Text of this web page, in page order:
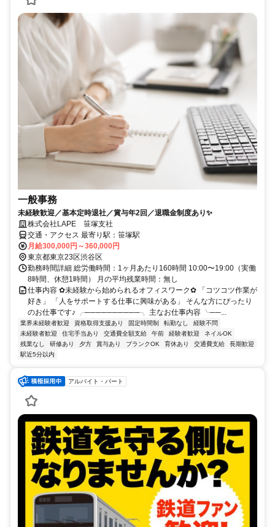
一般事務
未経験歓迎／基本定時退社／賞与年2回／退職金制度あり✨
株式会社LAPE 笹塚支社
交通・アクセス 最寄り駅：笹塚駅
月給300,000円～360,000円
東京都東京23区渋谷区
勤務時間詳細 総労働時間：1ヶ月あたり160時間 10:00〜19:00（実働
8時間、休憩1時間） 月の平均残業時間：無し
仕事内容 ✿未経験から始められるオフィスワーク✿ 「コツコツ作業が
好き」 「人をサポートする仕事に興味がある」 そんな方にぴったり
のお仕事です♪ ╭──────────╮ 主なお仕事内容 ╰──...
業界未経験者歓迎 資格取得支援あり 固定時間制 転勤なし
経験不問
未経験者歓迎
住宅手当あり 交通費全額支給 午前 経験者歓迎
ネイルOK
残業なし
研修あり 夕方 賞与あり ブランクOK 育休あり 交通費支給
長期歓迎
駅近5分以内
アルバイト・パート